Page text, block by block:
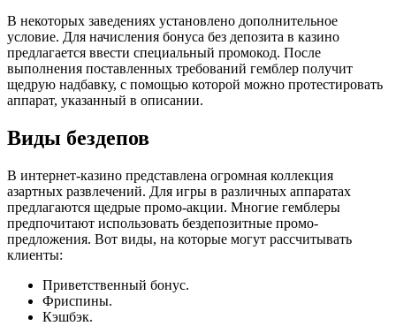
В некоторых заведениях установлено дополнительное
условие. Для начисления бонуса без депозита в казино
предлагается ввести специальный промокод. После
выполнения поставленных требований гемблер получит
щедрую надбавку, с помощью которой можно протестировать
аппарат, указанный в описании.
Виды бездепов
В интернет-казино представлена огромная коллекция
азартных развлечений. Для игры в различных аппаратах
предлагаются щедрые промо-акции. Многие гемблеры
предпочитают использовать бездепозитные промо-
предложения. Вот виды, на которые могут рассчитывать
клиенты:
Приветственный бонус.
Фриспины.
Кэшбэк.